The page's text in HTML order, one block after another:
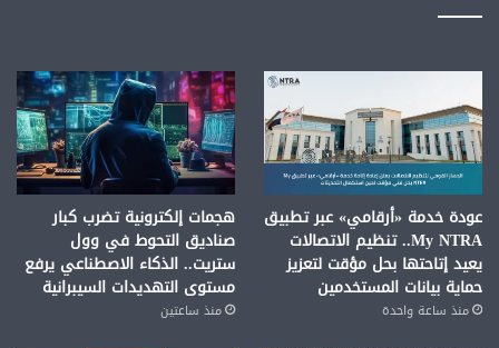
عودة خدمة «أرقامي» عبر تطبيق
My NTRA.. تنظيم الاتصالات
يعيد إتاحتها بحل مؤقت لتعزيز
حماية بيانات المستخدمين
منذ ساعة واحدة
هجمات إلكترونية تضرب كبار
صناديق التحوط في وول
ستريت.. الذكاء الاصطناعي يرفع
مستوى التهديدات السيبرانية
منذ ساعتين